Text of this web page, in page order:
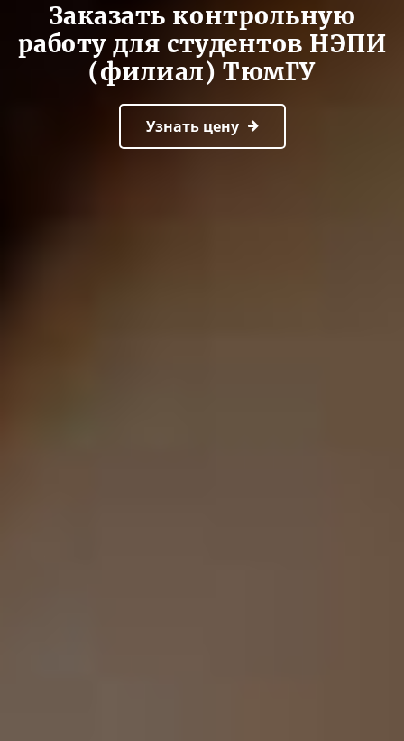
Заказать контрольную
работу для студентов НЭПИ
(филиал) ТюмГУ
Узнать цену